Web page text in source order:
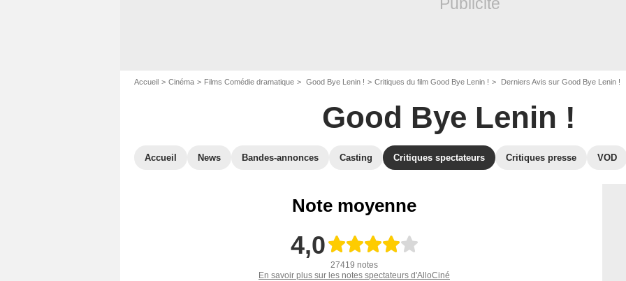
Accueil Cinéma Films Comédie dramatique Good Bye Lenin ! Critiques du film Good Bye Lenin ! Derniers Avis sur Good Bye Lenin !
Good Bye Lenin !
Accueil News Bandes-annonces Casting Critiques spectateurs Critiques presse VOD
Note moyenne
4,0
27419 notes
En savoir plus sur les notes spectateurs d'AlloCiné